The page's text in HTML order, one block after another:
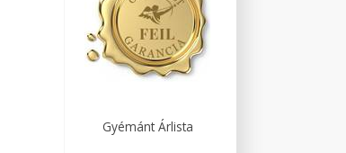
Gyémánt Árlista